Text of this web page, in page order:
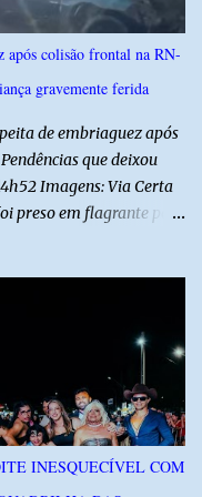
após colisão frontal na RN-
gravemente ferida
de embriaguez após
que deixou
Imagens: Via Certa
preso em flagrante por
embriaguez, foi levado
e autuado em
a presença de álcool no
veículo estavam
uma partida de futebol. O
leves. A criança, que
INESQUECÍVEL COM